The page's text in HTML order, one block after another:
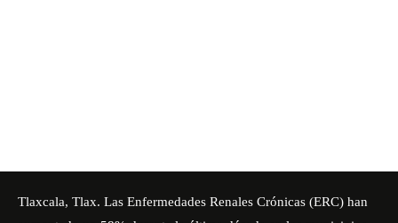
Tlaxcala, Tlax. Las Enfermedades Renales Crónicas (ERC) han